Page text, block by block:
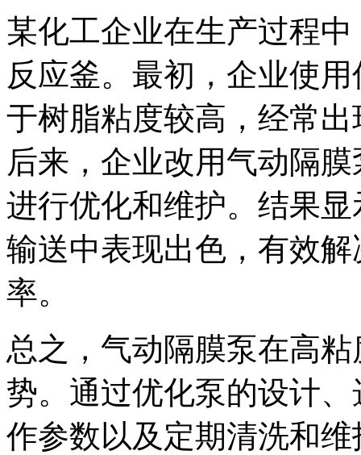
某化工企业在生产过程
反应釜。最初，企业使
于树脂粘度较高，经常
后来，企业改用气动隔
进行优化和维护。结果
输送中表现出色，有效
率。
总之，气动隔膜泵在高
势。通过优化泵的设计
作参数以及定期清洗和